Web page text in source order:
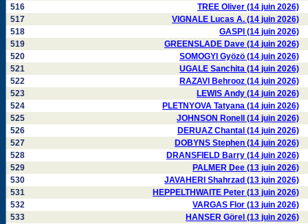
516
TREE Oliver (14 juin 2026)
517
VIGNALE Lucas A. (14 juin 2026)
518
GASPI (14 juin 2026)
519
GREENSLADE Dave (14 juin 2026)
520
SOMOGYI Gyözö (14 juin 2026)
521
UGALE Sanchita (14 juin 2026)
522
RAZAVI Behrooz (14 juin 2026)
523
LEWIS Andy (14 juin 2026)
524
PLETNYOVA Tatyana (14 juin 2026)
525
JOHNSON Ronell (14 juin 2026)
526
DERUAZ Chantal (14 juin 2026)
527
DOBYNS Stephen (14 juin 2026)
528
DRANSFIELD Barry (14 juin 2026)
529
PALMER Dee (13 juin 2026)
530
JAVAHERI Shahrzad (13 juin 2026)
531
HEPPELTHWAITE Peter (13 juin 2026)
532
VARGAS Flor (13 juin 2026)
533
HANSER Görel (13 juin 2026)